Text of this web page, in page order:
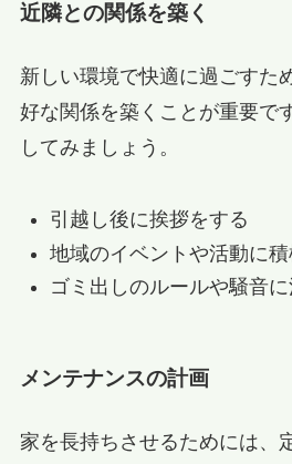
近隣との関係を築く
新しい環境で快適に過ごすた
好な関係を築くことが重要で
してみましょう。
引越し後に挨拶をする
地域のイベントや活動に
ゴミ出しのルールや騒音
メンテナンスの計画
家を長持ちさせるためには、